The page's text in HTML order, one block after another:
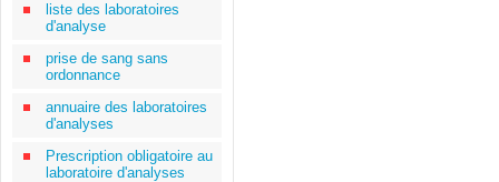
liste des laboratoires
d'analyse
prise de sang sans
ordonnance
annuaire des laboratoires
d'analyses
Prescription obligatoire au
laboratoire d'analyses